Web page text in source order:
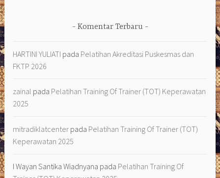
Komentar Terbaru
HARTINI YULIATI pada Pelatihan Akreditasi Puskesmas dan
FKTP 2026
zainal pada Pelatihan Training Of Trainer (TOT) Keperawatan
2025
mitradiklatcenter pada Pelatihan Training Of Trainer (TOT)
Keperawatan 2025
I Wayan Santika Wiadnyana pada Pelatihan Training Of